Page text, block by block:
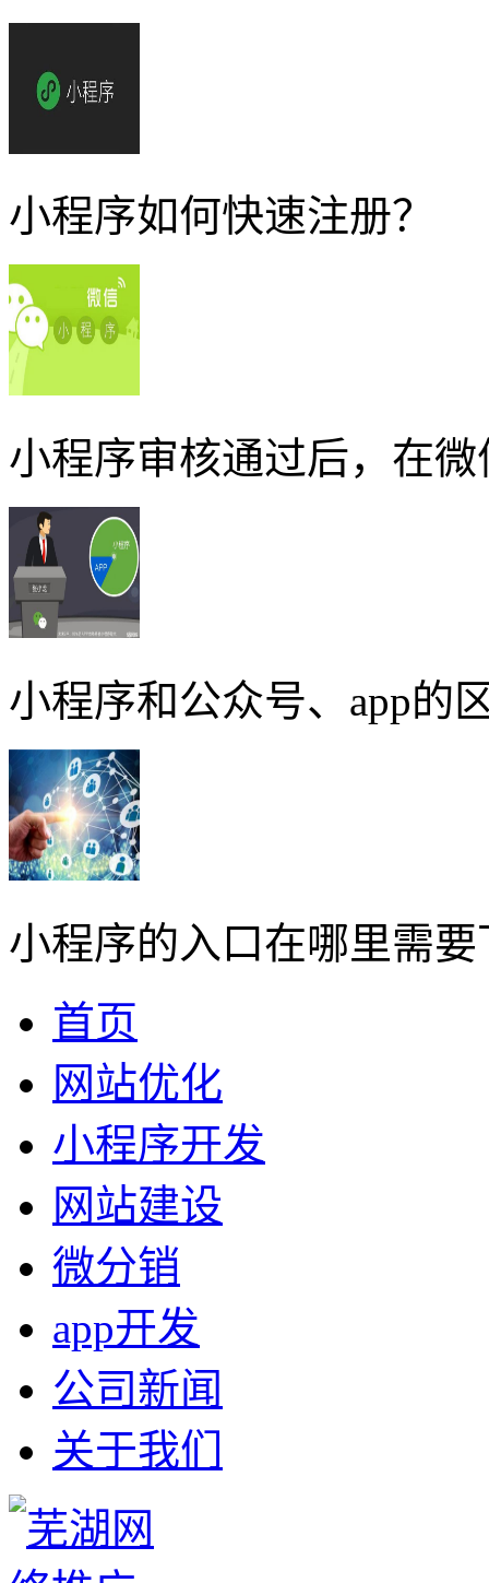
小程序如何快速注册？
小程序审核通过后，在
小程序和公众号、app的
小程序的入口在哪里需要
首页
网站优化
小程序开发
网站建设
微分销
app开发
公司新闻
关于我们